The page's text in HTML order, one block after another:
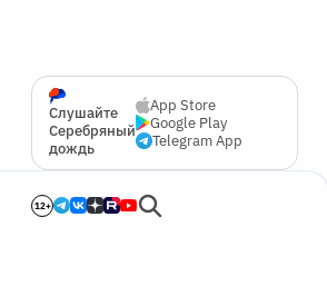
Слушайте
Серебряный
дождь
App Store
Google Play
Telegram App
12+